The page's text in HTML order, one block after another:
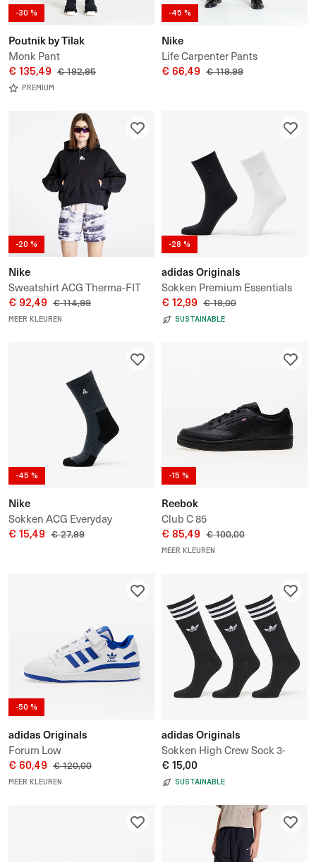
-30 %
Poutnik by Tilak
Monk Pant
€ 135,49 € 192,95
PREMIUM
-45 %
Nike
Life Carpenter Pants
€ 66,49 € 119,99
-20 %
Nike
Sweatshirt ACG Therma-FIT
Women's "Tuff Knit" Fleece
Hoodie
€ 92,49 € 114,99
MEER KLEUREN
-28 %
adidas Originals
Sokken Premium Essentials
Crew Sock 2-Pack
€ 12,99 € 18,00
SUSTAINABLE
-45 %
Nike
Sokken ACG Everyday
Cushioned Crew Socks 1-Pack
€ 15,49 € 27,99
-15 %
Reebok
Club C 85
€ 85,49 € 100,00
MEER KLEUREN
-50 %
adidas Originals
Forum Low
€ 60,49 € 120,00
MEER KLEUREN
adidas Originals
Sokken High Crew Sock 3-
pack
€ 15,00
SUSTAINABLE